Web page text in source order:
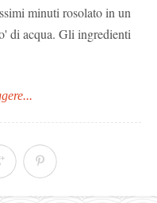
minuti rosolato in un
di acqua. Gli ingredienti